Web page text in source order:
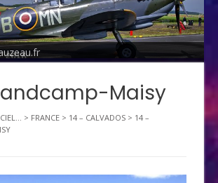
Maisy
> FRANCE > 14 – CALVADOS > 14 –